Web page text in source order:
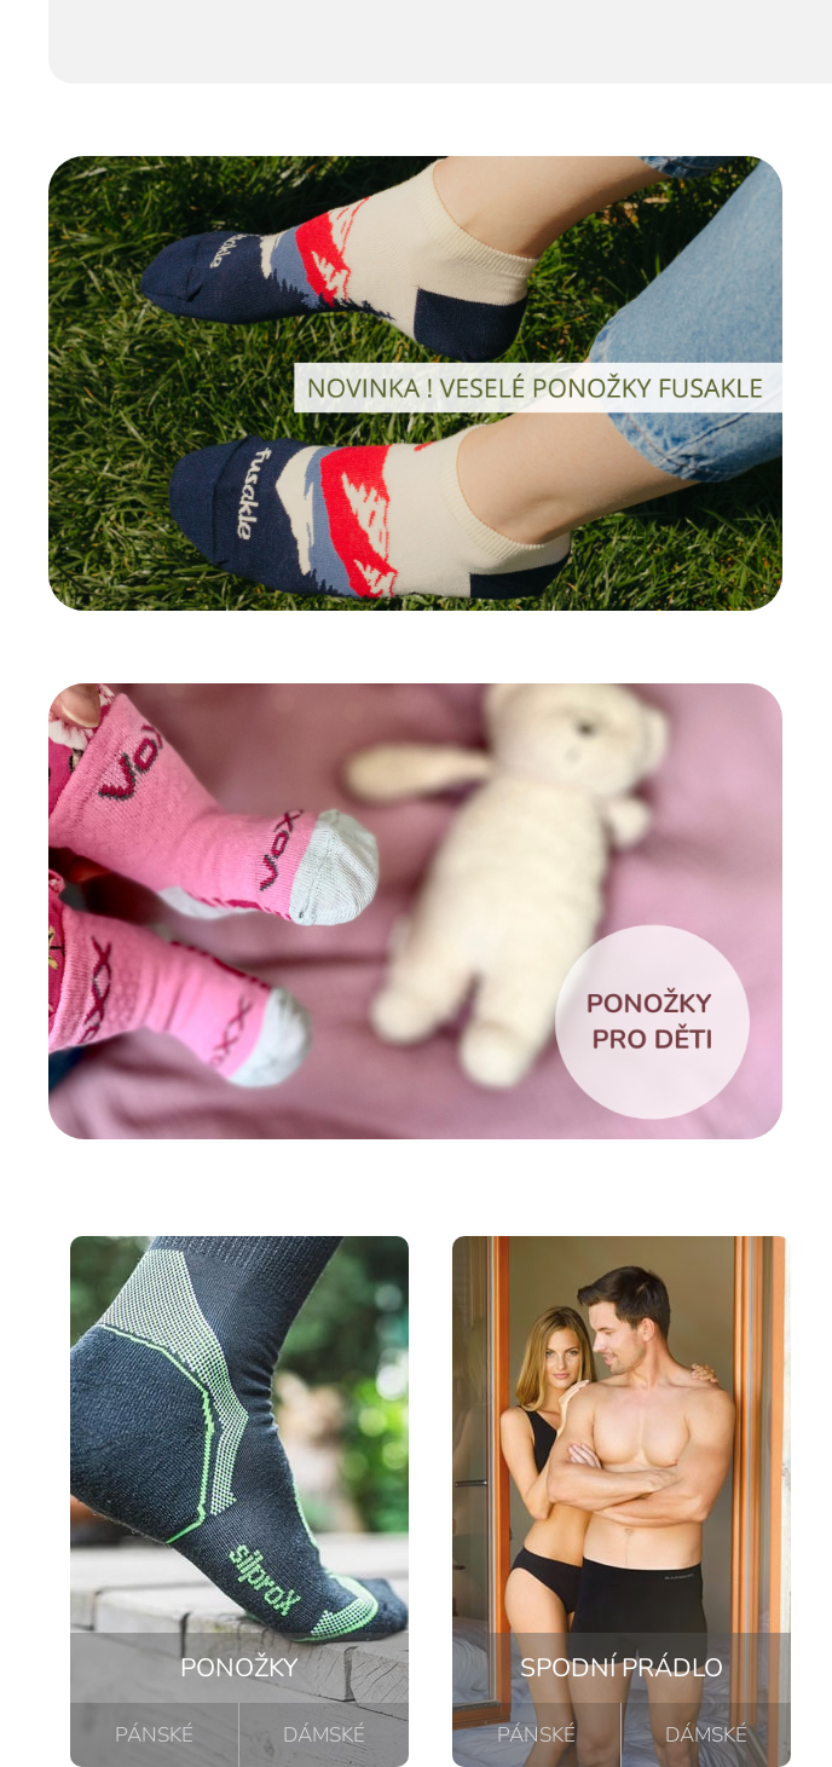
PONOŽKY
PÁNSKÉ DÁMSKÉ
SPODNÍ PRÁDLO
PÁNSKÉ DÁMSKÉ